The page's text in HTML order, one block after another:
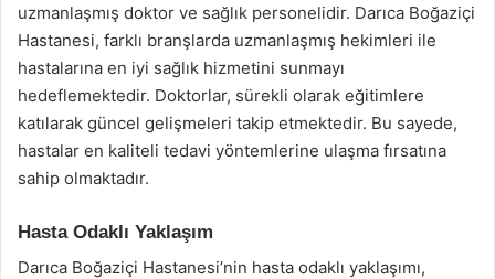
uzmanlaşmış doktor ve sağlık personelidir. Darıca Boğaziçi
Hastanesi, farklı branşlarda uzmanlaşmış hekimleri ile
hastalarına en iyi sağlık hizmetini sunmayı
hedeflemektedir. Doktorlar, sürekli olarak eğitimlere
katılarak güncel gelişmeleri takip etmektedir. Bu sayede,
hastalar en kaliteli tedavi yöntemlerine ulaşma fırsatına
sahip olmaktadır.
Hasta Odaklı Yaklaşım
Darıca Boğaziçi Hastanesi’nin hasta odaklı yaklaşımı,